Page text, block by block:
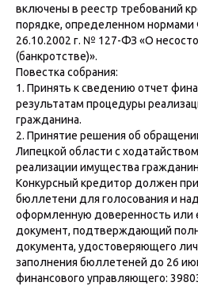
включены в реестр требований
порядке, определенном нормами
26.10.2002 г. № 127-ФЗ «О
(банкротстве)».
Повестка собрания:
1. Принять к сведению отчет
результатам процедуры
гражданина.
2. Принятие решения об
Липецкой области с
реализации имущества
Конкурсный кредитор должен
бюллетени для голосования и
оформленную доверенность или
документ, подтверждающий
документа, удостоверяющего
заполнения бюллетеней до 26
финансового управляющего: